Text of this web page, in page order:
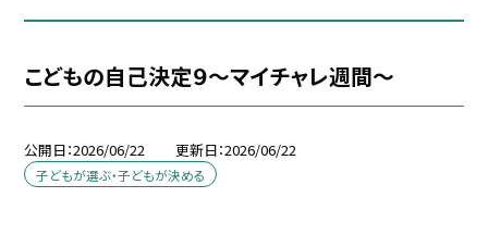
こどもの自己決定９～マイチャレ週間～
公開日 2026/06/22 更新日 2026/06/22
子どもが選ぶ・子どもが決める